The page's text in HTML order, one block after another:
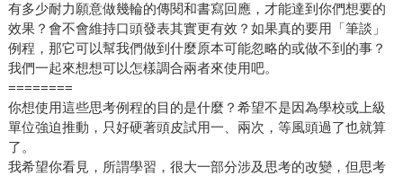
有多少耐力願意做幾輪的傳閱和書寫回應，才能達到你們想要的
效果？會不會維持口頭發表其實更有效？如果真的要用「筆談」
例程，那它可以幫我們做到什麼原本可能忽略的或做不到的事？
我們一起來想想可以怎樣調合兩者來使用吧。
========
你想使用這些思考例程的目的是什麼？希望不是因為學校或上級
單位強迫推動，只好硬著頭皮試用一、兩次，等風頭過了也就算
了。
我希望你看見，所謂學習，很大一部分涉及思考的改變，但思考